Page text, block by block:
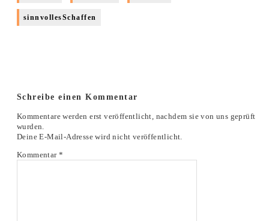
sinnvollesSchaffen
Schreibe einen Kommentar
Kommentare werden erst veröffentlicht, nachdem sie von uns geprüft
wurden.
Deine E-Mail-Adresse wird nicht veröffentlicht.
Kommentar *